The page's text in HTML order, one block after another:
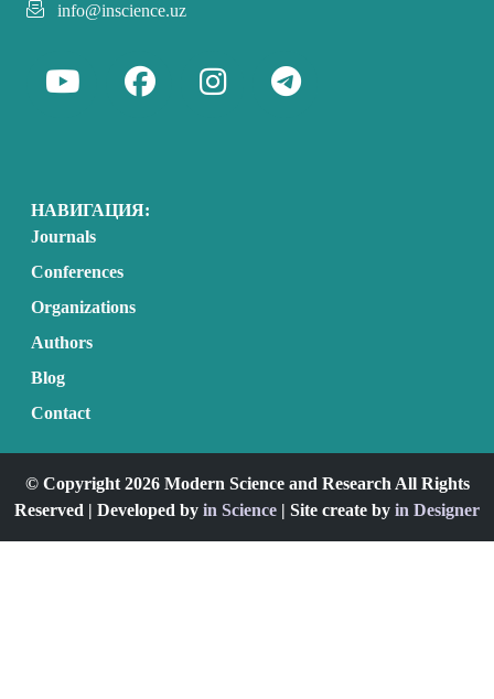
info@inscience.uz
НАВИГАЦИЯ:
Journals
Conferences
Organizations
Authors
Blog
Contact
© Copyright 2026 Modern Science and Research All Rights
Reserved | Developed by in Science | Site create by in Designer